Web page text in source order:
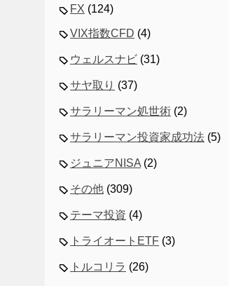
FX (124)
VIX指数CFD (4)
ウェルスナビ (31)
サヤ取り (37)
サラリーマン処世術 (2)
サラリーマン投資家成功法 (5)
ジュニアNISA (2)
その他 (309)
テーマ投資 (4)
トライオートETF (3)
トルコリラ (26)